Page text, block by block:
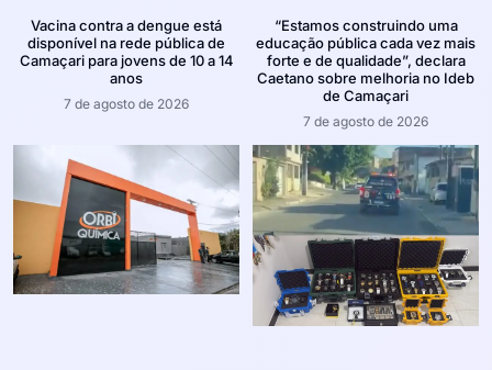
Vacina contra a dengue está
disponível na rede pública de
Camaçari para jovens de 10 a 14
anos
7 de agosto de 2026
“Estamos construindo uma
educação pública cada vez mais
forte e de qualidade”, declara
Caetano sobre melhoria no Ideb
de Camaçari
7 de agosto de 2026